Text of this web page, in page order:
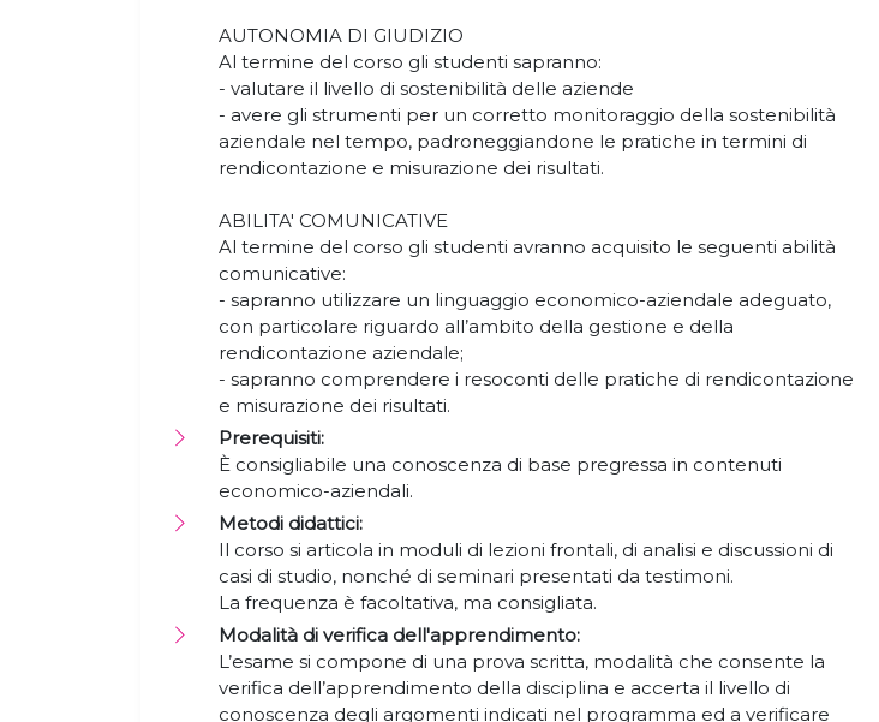
AUTONOMIA DI GIUDIZIO
Al termine del corso gli studenti sapranno:
- valutare il livello di sostenibilità delle aziende
- avere gli strumenti per un corretto monitoraggio della sostenibilità
aziendale nel tempo, padroneggiandone le pratiche in termini di
rendicontazione e misurazione dei risultati.
ABILITA' COMUNICATIVE
Al termine del corso gli studenti avranno acquisito le seguenti abilità
comunicative:
- sapranno utilizzare un linguaggio economico-aziendale adeguato,
con particolare riguardo all’ambito della gestione e della
rendicontazione aziendale;
- sapranno comprendere i resoconti delle pratiche di rendicontazione
e misurazione dei risultati.
Prerequisiti:
È consigliabile una conoscenza di base pregressa in contenuti
economico-aziendali.
Metodi didattici:
Il corso si articola in moduli di lezioni frontali, di analisi e discussioni di
casi di studio, nonché di seminari presentati da testimoni.
La frequenza è facoltativa, ma consigliata.
Modalità di verifica dell'apprendimento:
L’esame si compone di una prova scritta, modalità che consente la
verifica dell’apprendimento della disciplina e accerta il livello di
conoscenza degli argomenti indicati nel programma ed a verificare